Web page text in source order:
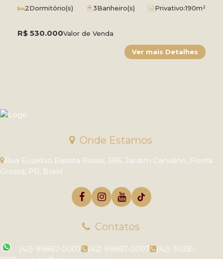
R$ 530.000Valor de Venda
2Dormitório(s) 3Banheiro(s) Privativo:190m²
Onde Estamos
Rua Euzébio Batista Rosas, 386, Jardim Carvalho, Ponta
Grossa, PR, Brasil
Contatos
(42) 99867-0007 (42) 99867-0007
(42) 3028-